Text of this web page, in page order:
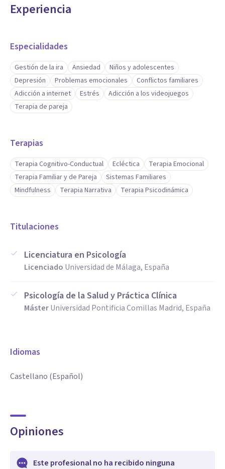
Experiencia
Especialidades
Gestión de la ira Ansiedad
Niños y adolescentes
Depresión
Problemas emocionales
Conflictos familiares
Adicción a internet
Estrés
Adicción a los videojuegos
Terapia de pareja
Terapias
Terapia Cognitivo-Conductual Ecléctica
Terapia Emocional
Terapia Familiar y de Pareja
Sistemas Familiares
Mindfulness
Terapia Narrativa Terapia Psicodinámica
Titulaciones
Licenciatura en Psicología
Licenciado Universidad de Málaga, España
Psicología de la Salud y Práctica Clínica
MásterUniversidad Pontificia Comillas Madrid, España
Idiomas
Castellano (Español)
Opiniones
Este profesional no ha recibido ninguna